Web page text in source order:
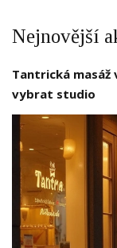
Nejnovější
Tantrická masáž
vybrat studio